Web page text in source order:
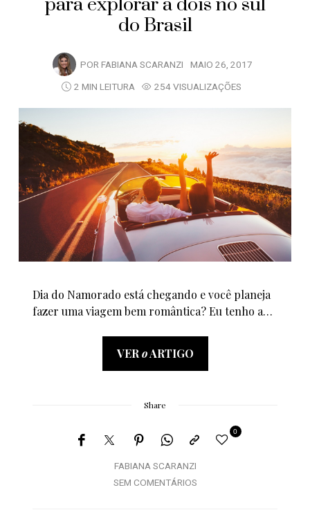
para explorar a dois no sul
do Brasil
POR FABIANA SCARANZI MAIO 26, 2017
2 MIN LEITURA
254 VISUALIZAÇÕES
Dia do Namorado está chegando e você planeja
fazer uma viagem bem romântica? Eu tenho a…
VER oARTIGO
Share
FABIANA SCARANZI
0
SEM COMENTÁRIOS